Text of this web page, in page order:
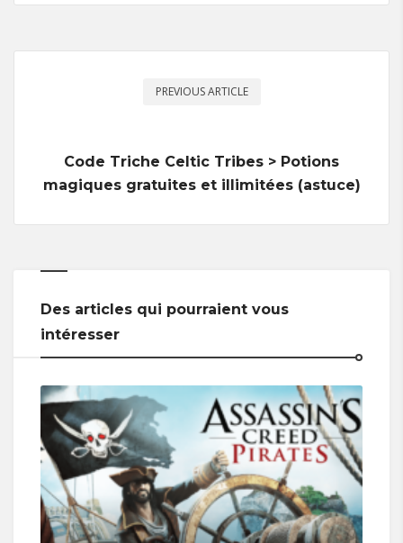
PREVIOUS ARTICLE
Code Triche Celtic Tribes > Potions
magiques gratuites et illimitées (astuce)
Des articles qui pourraient vous
intéresser